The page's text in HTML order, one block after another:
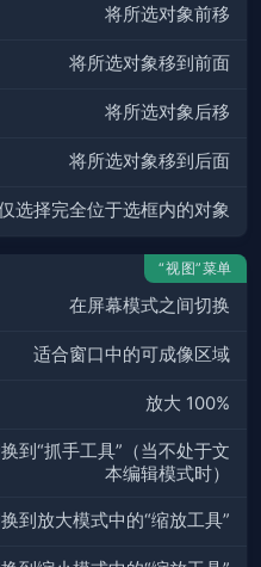
将所选对象前移
将所选对象移到前面
将所选对象后移
将所选对象移到后面
选择完全位于选框内的对象
“视图”菜单
在屏幕模式之间切换
适合窗口中的可成像区域
放大 100%
到“抓手工具”（当不处于文
本编辑模式时）
到放大模式中的“缩放工具”